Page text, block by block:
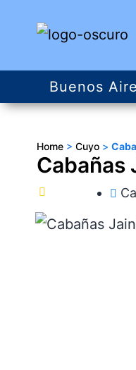
Buenos
Home > Cuyo >
Cabañas